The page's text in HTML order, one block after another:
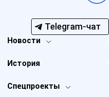
Telegram-чат
Новости
Спецпроекты
История